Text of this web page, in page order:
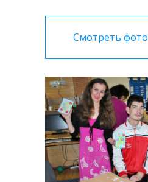
Смотреть фото